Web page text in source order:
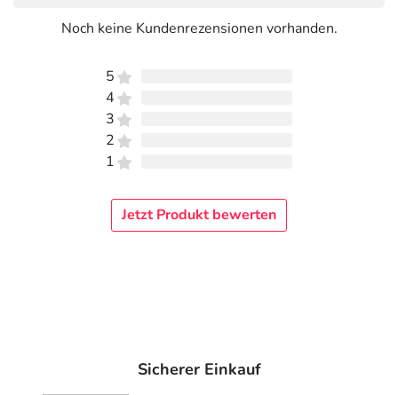
sonniger Duft nach Apfelsinen
schützt die Haut vor dem Austrocknen
Duschgel auf die feuchte Haut auftragen, kurz
Kneipp Aroma-Pflegedusche Lebensfreude:
Noch keine Kundenrezensionen vorhanden.
5
4
3
2
1
Jetzt Produkt bewerten
Sicherer Einkauf